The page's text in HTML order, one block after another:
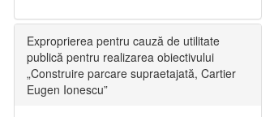
Exproprierea pentru cauză de utilitate
publică pentru realizarea obiectivului
„Construire parcare supraetajată, Cartier
Eugen Ionescu”